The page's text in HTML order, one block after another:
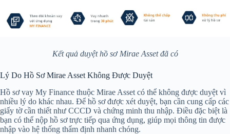
Kết quả duyệt hồ sơ Mirae Asset đã có
Lý Do Hồ Sơ Mirae Asset Không Được Duyệt
Hồ sơ vay My Finance thuộc Mirae Asset có thể không được duyệt vì
nhiều lý do khác nhau. Để hồ sơ được xét duyệt, bạn cần cung cấp các
giấy tờ cần thiết như CCCD và chứng minh thu nhập. Điều đặc biệt là
bạn có thể nộp hồ sơ trực tiếp qua ứng dụng, giúp mọi thông tin được
nhập vào hệ thống thẩm định nhanh chóng.